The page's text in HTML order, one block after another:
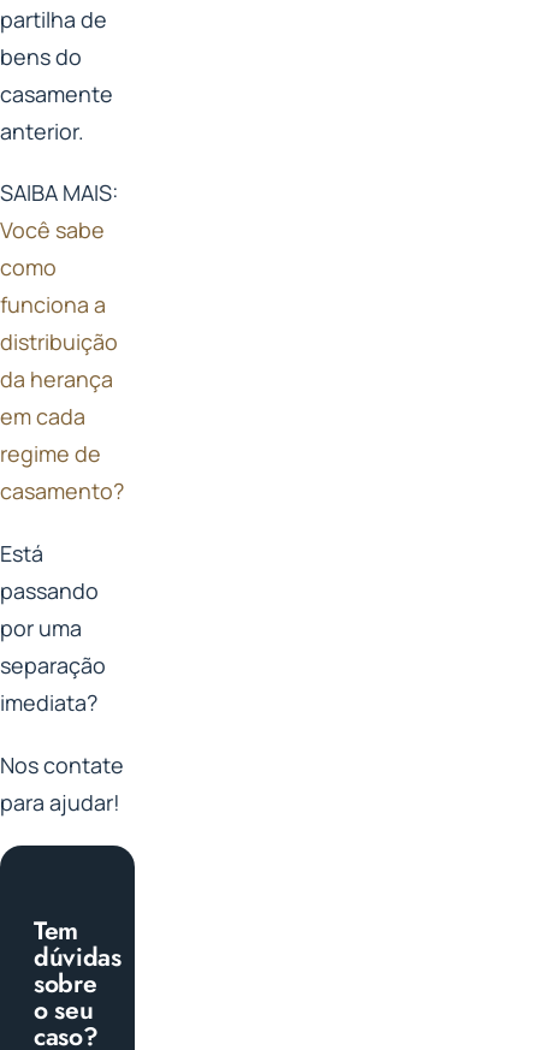
partilha de
bens do
casamente
anterior.
SAIBA MAIS:
Você sabe
como
funciona a
distribuição
da herança
em cada
regime de
casamento?
Está
passando
por uma
separação
imediata?
Nos contate
para ajudar!
Tem
dúvidas
sobre
o seu
caso?